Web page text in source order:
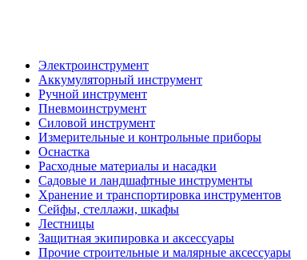
Электроинструмент
Аккумуляторный инструмент
Ручной инструмент
Пневмоинструмент
Силовой инструмент
Измерительные и контрольные приборы
Оснастка
Расходные материалы и насадки
Садовые и ландшафтные инструменты
Хранение и транспортировка инструментов
Сейфы, стеллажи, шкафы
Лестницы
Защитная экипировка и аксессуары
Прочие строительные и малярные аксессуары